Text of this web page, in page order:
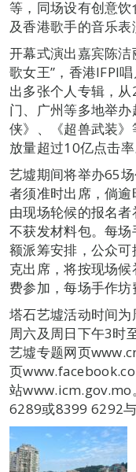
等，同场设有创意
及香港歌手的音乐表
开幕式演出嘉宾陈洁
歌女王”，香港IFPI
出多张个人专辑，
门、广州等多地举
侠》、《超兽武装
放量超过10亿点击率
艺墟期间将举办65
者须准时出席，倘
由现场轮候的报名
不获发材料包。每
额派筹安排，公众
克出席，将按现场
费参加，每场手作坊
塔石艺墟活动时间
周六及周日下午3时
艺墟专题网页
页
站www.icm.gov.mo
6289或8399 6292与